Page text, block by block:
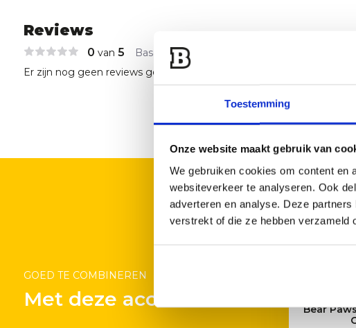
Toestemming
Onze website maakt gebruik van
We gebruiken cookies om content en
websiteverkeer te analyseren. Ook
adverteren en analyse. Deze
verstrekt of die ze hebben verzameld
Reviews
0 van 5 Based on 0 reviews
Er zijn nog geen reviews geschreven over dit product..
GOED TE COMBINEREN
Met deze accessoires
Bear